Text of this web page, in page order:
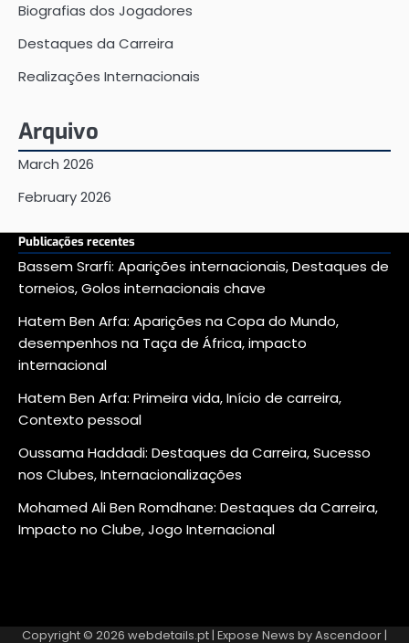
Biografias dos Jogadores
Destaques da Carreira
Realizações Internacionais
Arquivo
March 2026
February 2026
Publicações recentes
Bassem Srarfi: Aparições internacionais, Destaques de
torneios, Golos internacionais chave
Hatem Ben Arfa: Aparições na Copa do Mundo,
desempenhos na Taça de África, impacto
internacional
Hatem Ben Arfa: Primeira vida, Início de carreira,
Contexto pessoal
Oussama Haddadi: Destaques da Carreira, Sucesso
nos Clubes, Internacionalizações
Mohamed Ali Ben Romdhane: Destaques da Carreira,
Impacto no Clube, Jogo Internacional
Copyright © 2026 webdetails.pt | Expose News byAscendoor |